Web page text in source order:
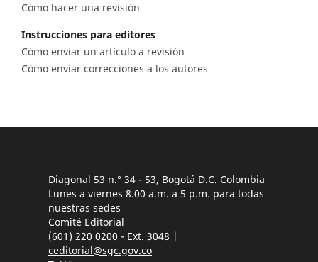
Cómo hacer una revisión
Instrucciones para editores
Cómo enviar un artículo a revisión
Cómo enviar correcciones a los autores
Diagonal 53 n.° 34 - 53, Bogotá D.C. Colombia
Lunes a viernes 8.00 a.m. a 5 p.m. para todas
nuestras sedes
Comité Editorial
(601) 220 0200 - Ext. 3048 |
ceditorial@sgc.gov.co